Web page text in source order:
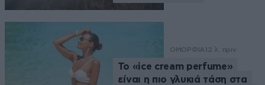
ΟΜΟΡΦΙΑ 12 λ. πριν
Το «ice cream perfume»
είναι η πιο γλυκιά τάση στα